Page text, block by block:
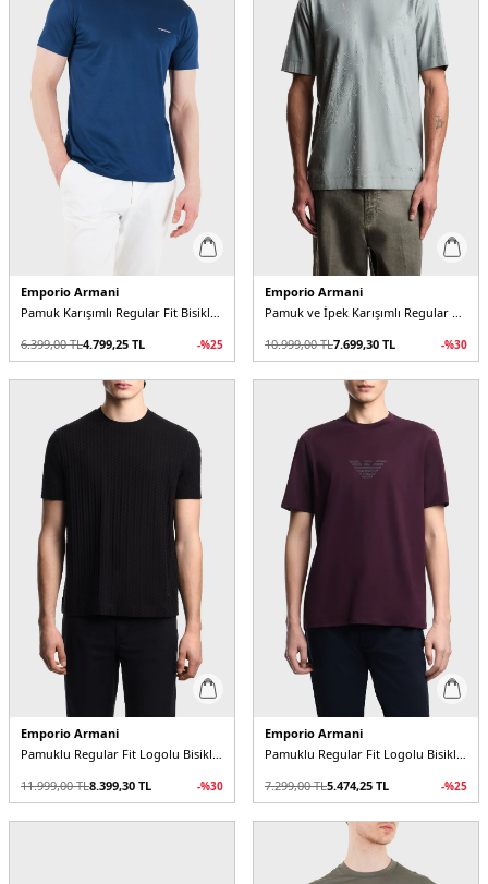
Emporio Armani
Pamuk Karışımlı Regular Fit Bisiklet Yaka Erkek T Shirt
6.399,00TL4.799,25 TL -%25
Emporio Armani
Pamuk ve İpek Karışımlı Regular Fit Bisiklet Yaka Erkek T Shirt
10.999,00TL7.699,30 TL -%30
Emporio Armani
Pamuklu Regular Fit Logolu Bisiklet Yaka Erkek T Shirt
11.999,00TL8.399,30 TL -%30
Emporio Armani
Pamuklu Regular Fit Logolu Bisiklet Yaka Erkek T Shirt
7.299,00TL5.474,25 TL -%25